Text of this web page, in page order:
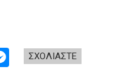
ΣΧΟΛΙΑΣΤΕ